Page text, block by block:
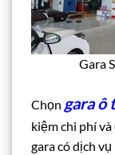
Gara
Chọn gara ô
kiệm chi phí
gara có dịch